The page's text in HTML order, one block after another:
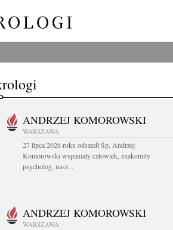
ANDRZEJ KOMOROWSKI
WARSZAWA
27 lipca 2026 roku odszedł Śp. Andrzej
Komorowski wspaniały człowiek, znakomity
psycholog, nasz...
ANDRZEJ KOMOROWSKI
WARSZAWA